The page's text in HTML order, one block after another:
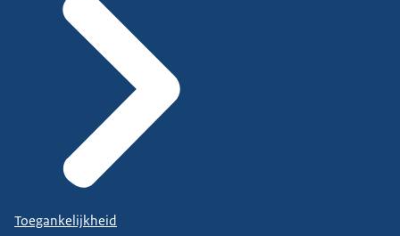
Toegankelijkheid